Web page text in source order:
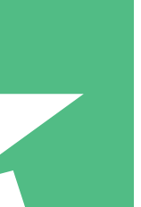
Sin compromiso